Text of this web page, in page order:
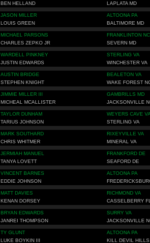
BEN HELLAND LAPLATA MD
JASON MILLER
ALTOONA PA
LOUIS GREEN BALTIMORE MD
MICHAEL PARSONS
FRANKLINTON NC
CHARLES ZEPKO JR SEVERN MD
WARDELL PINKNEY
STERLING VA
JUSTIN EDWARDS WINCHESTER VA
AUSTIN BRIDGE
BEALETON VA
STEPHEN KNIGHT WAKE FOREST
JIMMIE MILLER III
GAMBRILLS MD
MICHEAL MCALLISTER JACKSONVILLE
TAYLOR DUNHAM
WEYERS CAVE
TARIUS JOHNSON STERLING VA
MARK SOUTHARD
RIXEYVILLE VA
CHRIS WHITMER MINERAL VA
JERMIAH MANUEL
FRANKFORD DE
TANYA LOVETT SEAFORD DE
VINCENT BARNES
ALTOONA PA
EDDIE JOHNSON
MATT DAVIES
RICHMOND VA
KENAN DORSEY CASSELBERRY
BRYAN EDWARDS
SURRY VA
JANREI THOMPSON JACKSONVILLE
TY GLUNT
ALTOONA PA
LUKE BOYKIN III KILL DEVIL HILLS